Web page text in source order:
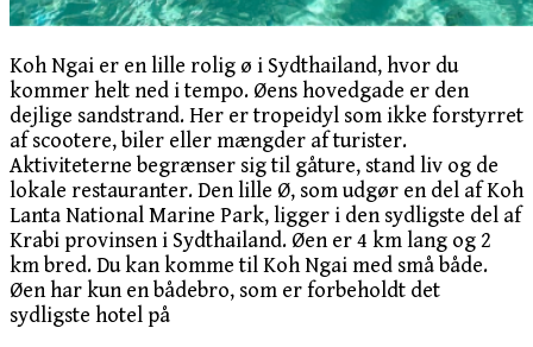
Koh Ngai er en lille rolig ø i Sydthailand, hvor du
kommer helt ned i tempo. Øens hovedgade er den
dejlige sandstrand. Her er tropeidyl som ikke forstyrret
af scootere, biler eller mængder af turister.
Aktiviteterne begrænser sig til gåture, stand liv og de
lokale restauranter. Den lille Ø, som udgør en del af Koh
Lanta National Marine Park, ligger i den sydligste del af
Krabi provinsen i Sydthailand. Øen er 4 km lang og 2
km bred. Du kan komme til Koh Ngai med små både.
Øen har kun en bådebro, som er forbeholdt det
sydligste hotel på